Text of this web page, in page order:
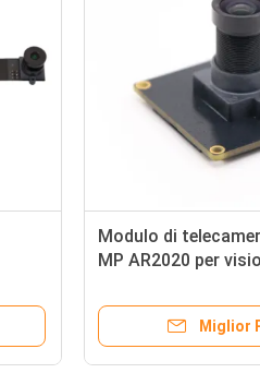
Modulo di
MP AR2020 per
Miglior